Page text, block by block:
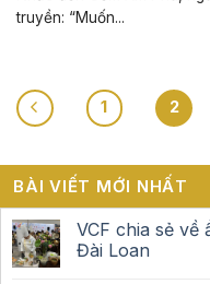
truyền: “Muốn...
1 2
BÀI VIẾT MỚI NHẤT
VCF chia sẻ về
Đài Loan